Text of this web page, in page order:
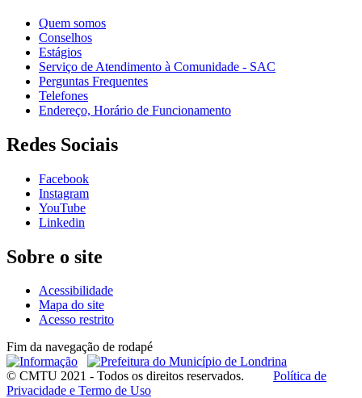
Quem somos
Conselhos
Estágios
Serviço de Atendimento à Comunidade - SAC
Perguntas Frequentes
Telefones
Endereço, Horário de Funcionamento
Redes Sociais
Facebook
Instagram
YouTube
Linkedin
Sobre o site
Acessibilidade
Mapa do site
Acesso restrito
Fim da navegação de rodapé
© CMTU 2021 - Todos os direitos reservados. Política de
Privacidade e Termo de Uso